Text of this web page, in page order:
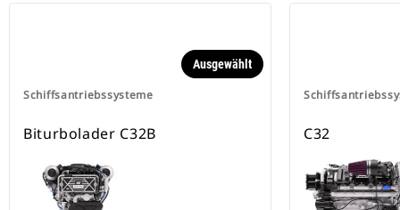
Schiffsantriebssysteme
Ausgewählt
Biturbolader C32B C32